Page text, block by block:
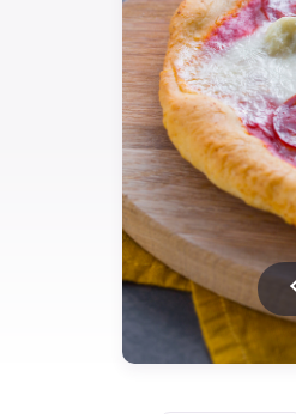
Gateaux et patisserie
Dernieres recettes
IT Website
Instagram